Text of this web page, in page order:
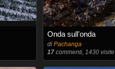
Onda sull'onda
diPachanga
17 commenti, 1430 visite